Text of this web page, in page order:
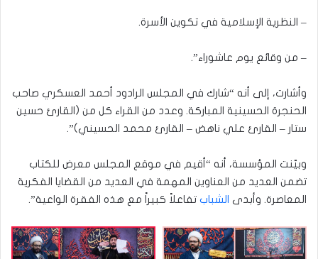
– النظرية الإسلامية في تكوين الأسرة.
– من وقائع يوم عاشوراء”.
وأشارت، إلى أنه “شارك في المجلس الرادود أحمد العسكري صاحب
الحنجرة الحسينية المباركة. وعدد من القراء كل من (القارئ حسين
ستار – القارئ علي ناهض – القارئ محمد الحسيني)”.
وبيّنت المؤسسة، أنه “أقيم في موقع المجلس معرض للكتاب
تضمن العديد من العناوين المهمة في العديد من القضايا الفكرية
المعاصرة. وأبدى الشباب تفاعلاً كبيراً مع هذه الفقرة الواعية”.